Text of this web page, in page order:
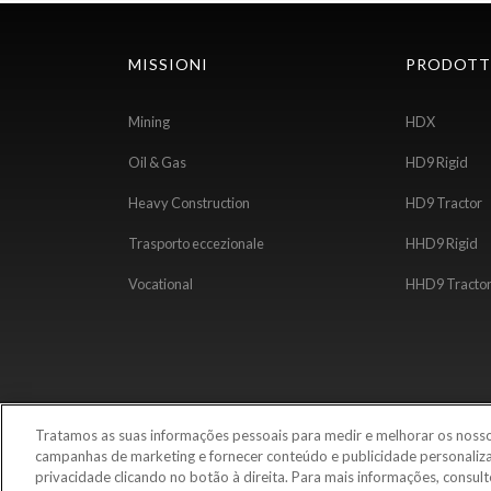
MISSIONI
Mining
Oil & Gas
Heavy Construction
Trasporto eccezionale
Vocational
HDX
HD9 Rigid
HD9 Tractor
HHD9 Rigid
HHD9 Tractor
Termini e condizioni Privacy Policy Os seus
Tratamos as suas informações pessoais para medir e melhorar os
campanhas de marketing e fornecer conteúdo e publicidade
privacidade clicando no botão à direita. Para mais informações,